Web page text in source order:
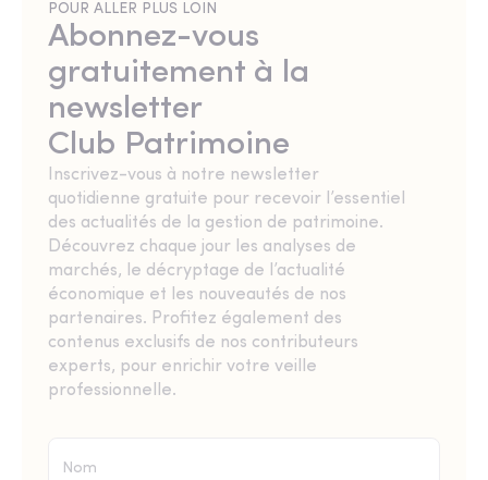
POUR ALLER PLUS LOIN
Abonnez-vous
gratuitement à la
newsletter
Club Patrimoine
Inscrivez-vous à notre newsletter
quotidienne gratuite pour recevoir l’essentiel
des actualités de la gestion de patrimoine.
Découvrez chaque jour les analyses de
marchés, le décryptage de l’actualité
économique et les nouveautés de nos
partenaires. Profitez également des
contenus exclusifs de nos contributeurs
experts, pour enrichir votre veille
professionnelle.